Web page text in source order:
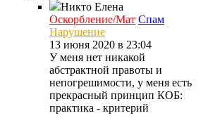
Никто Елена
Оскорбление/Мат Спам
Нарушение
13 июня 2020 в 23:04
У меня нет никакой
абстрактной правоты и
непогрешимости, у меня есть
прекрасный принцип КОБ:
практика - критерий